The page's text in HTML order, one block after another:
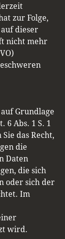
zur Folge,
dieser
nicht mehr
Grundlage
6 Abs. 1 S. 1
das Recht,
die
Daten
die sich
oder sich der
Im
wird.